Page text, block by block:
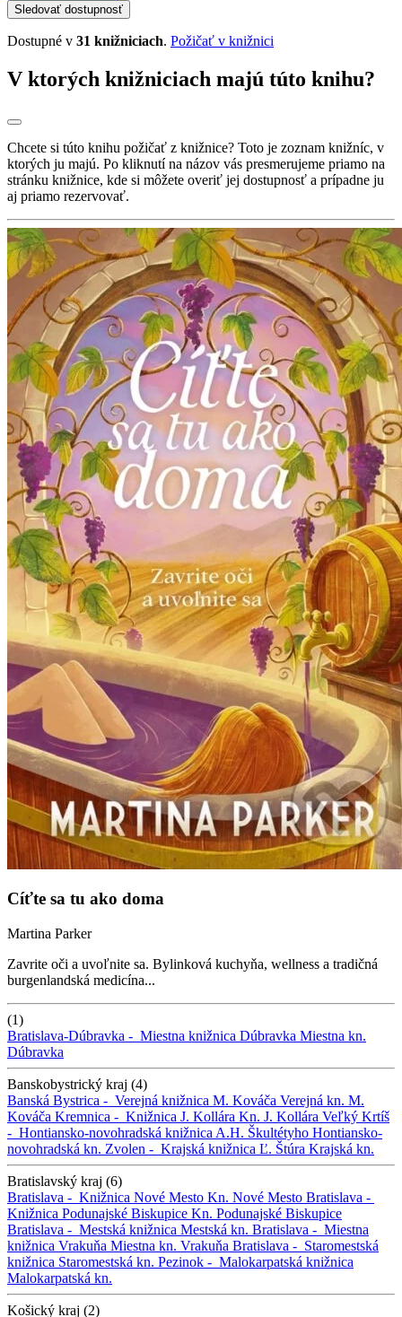
Sledovať dostupnosť
Dostupné v 31 knižniciach. Požičať v knižnici
V ktorých knižniciach majú túto knihu?
Chcete si túto knihu požičať z knižnice? Toto je zoznam knižníc, v
ktorých ju majú. Po kliknutí na názov vás presmerujeme priamo na
stránku knižnice, kde si môžete overiť jej dostupnosť a prípadne ju
aj priamo rezervovať.
Cíťte sa tu ako doma
Martina Parker
Zavrite oči a uvoľnite sa. Bylinková kuchyňa, wellness a tradičná
burgenlandská medicína...
(1)
Bratislava-Dúbravka - Miestna knižnica Dúbravka Miestna kn.
Dúbravka
Banskobystrický kraj (4)
Banská Bystrica - Verejná knižnica M. Kováča Verejná kn. M.
Kováča Kremnica - Knižnica J. Kollára Kn. J. Kollára Veľký Krtíš
- Hontiansko-novohradská knižnica A.H. Škultétyho Hontiansko-
novohradská kn. Zvolen - Krajská knižnica Ľ. Štúra Krajská kn.
Bratislavský kraj (6)
Bratislava - Knižnica Nové Mesto Kn. Nové Mesto Bratislava -
Knižnica Podunajské Biskupice Kn. Podunajské Biskupice
Bratislava - Mestská knižnica Mestská kn. Bratislava - Miestna
knižnica Vrakuňa Miestna kn. Vrakuňa Bratislava - Staromestská
knižnica Staromestská kn. Pezinok - Malokarpatská knižnica
Malokarpatská kn.
Košický kraj (2)